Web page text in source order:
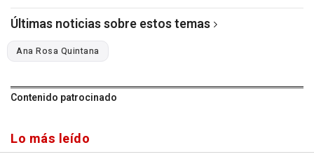
51
seconds
Últimas noticias sobre estos temas
Ana Rosa Quintana
Contenido patrocinado
Lo más leído